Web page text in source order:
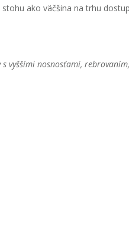
ako väčšina na trhu
vyššími nosnosťami,